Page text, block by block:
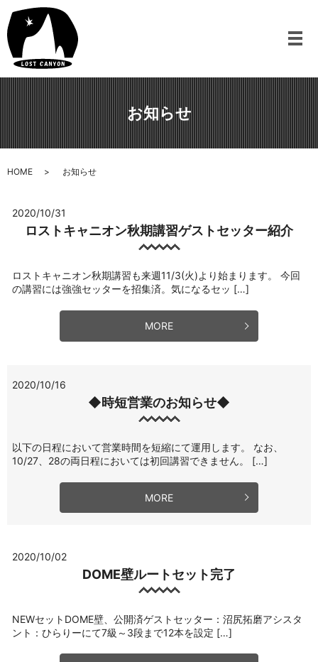
メ
お知らせ
HOME お知らせ
2020/10/31
ロストキャニオン秋期講習ゲストセッター紹介
ロストキャニオン秋期講習も来週11/3(火)より始まります。 今回
の講習には強強セッターを招集済。気になるセッ […]
MORE
2020/10/16
◆時短営業のお知らせ◆
以下の日程において営業時間を短縮にて運用します。 なお、
10/27、28の両日程においては初回講習できません。 […]
MORE
2020/10/02
DOME壁ルートセット完了
NEWセットDOME壁、公開済ゲストセッター：沼尻拓磨アシスタ
ント：ひらりーにて7級～3段まで12本を設定 […]